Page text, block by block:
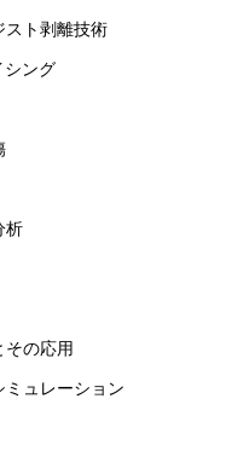
スト剥離技術
シング
析
その応用
ュレーション